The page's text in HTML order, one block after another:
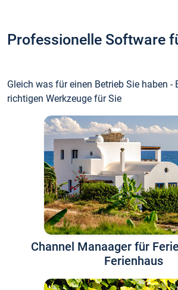
Professionelle Software
Gleich was für einen Betrieb Sie haben -
richtigen Werkzeuge für Sie
Channel Manaager für
Ferienhaus